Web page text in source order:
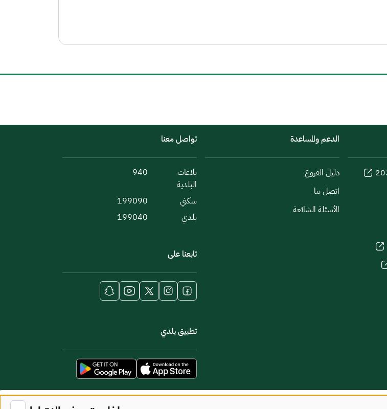
الدعم والمساعدة
دليل الفروع
اتصل بنا
الأسئلة الشائعة
تواصل معنا
بلاغات
البلدية
940
سكني
199090
بلدي
199040
تابعنا على
تطبيق بلدي